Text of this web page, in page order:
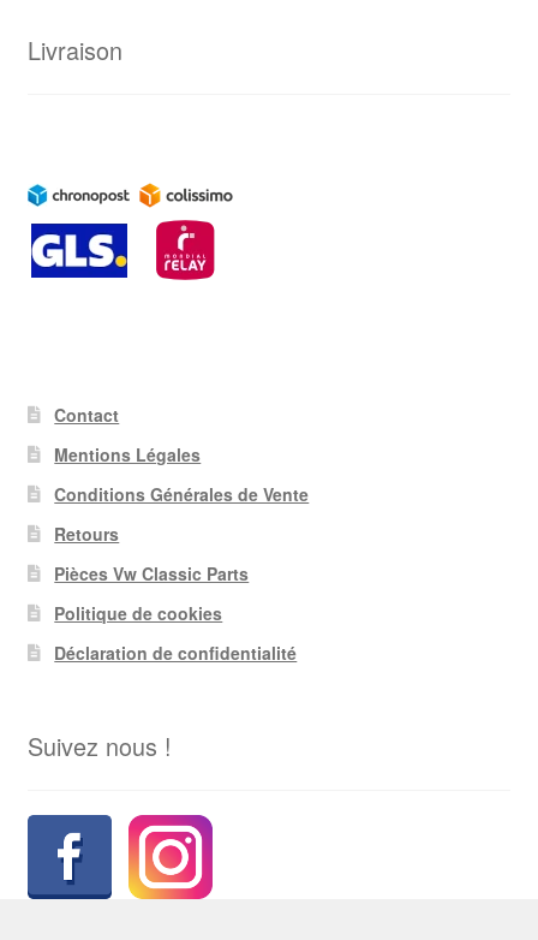
Livraison
Contact
Mentions Légales
Conditions Générales de Vente
Retours
Pièces Vw Classic Parts
Politique de cookies
Déclaration de confidentialité
Suivez nous !